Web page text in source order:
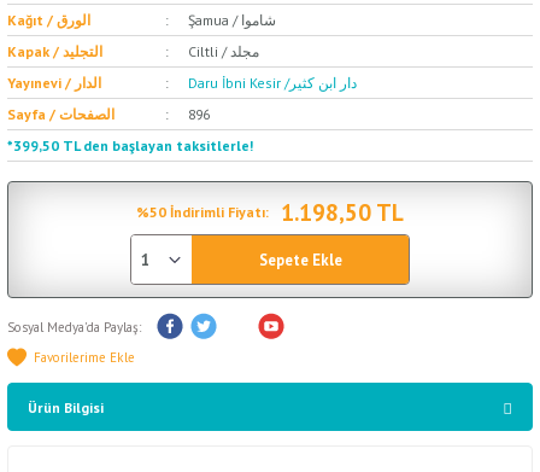
Kağıt / الورق
Şamua / شاموا
Kapak / التجليد
Ciltli / مجلد
Yayınevi / الدار
Daru İbni Kesir /دار ابن كثير
Sayfa / الصفحات
896
*399,50 TL den başlayan taksitlerle!
%50 İndirimli Fiyatı: 1.198,50 TL
Sepete Ekle
Sosyal Medya'da Paylaş:
Ürün Bilgisi